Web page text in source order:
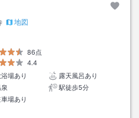
地図
86点
4.4
場あり
露天風呂あり
駅徒歩5分
場あり